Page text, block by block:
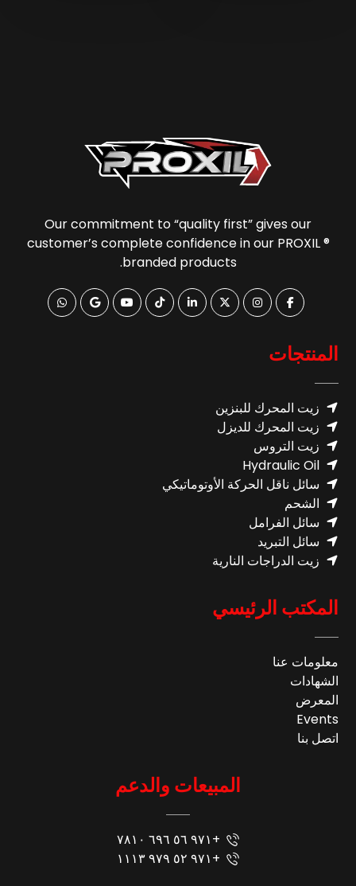
Our commitment to “quality first” gives our
customer’s complete confidence in our PROXIL ®
branded products.
المنتجات
زيت المحرك للبنزين
زيت المحرك للديزل
زيت التروس
Hydraulic Oil
سائل ناقل الحركة الأوتوماتيكي
الشحم
سائل الفرامل
سائل التبريد
زيت الدراجات النارية
المكتب الرئيسي
معلومات عنا
الشهادات
المعرض
Events
اتصل بنا
المبيعات والدعم
+٩٧١ ٥٦ ٦٩٦ ٧٨١٠
+٩٧١ ٥٢ ٩٧٩ ١١١٣